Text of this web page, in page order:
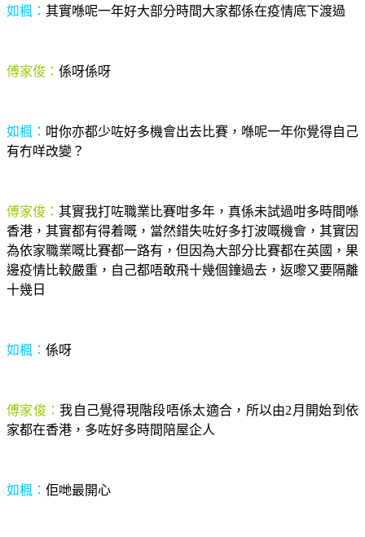
如楓： 其實喺呢一年好大部分時間大家都係在疫情底下渡過
傅家俊： 係呀係呀
如楓： 咁你亦都少咗好多機會出去比賽，喺呢一年你覺得自己
有冇咩改變？
傅家俊： 其實我打咗職業比賽咁多年，真係未試過咁多時間喺
香港，其實都有得着嘅，當然錯失咗好多打波嘅機會，其實因
為依家職業嘅比賽都一路有，但因為大部分比賽都在英國，果
邊疫情比較嚴重，自己都唔敢飛十幾個鐘過去，返嚟又要隔離
十幾日
如楓： 係呀
傅家俊：我自己覺得現階段唔係太適合，所以由2月開始到依
家都在香港，多咗好多時間陪屋企人
如楓： 佢哋最開心